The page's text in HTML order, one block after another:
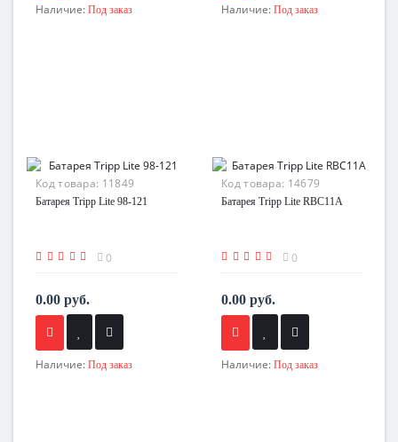
Наличие: Под заказ Наличие: Под заказ
Код товара: 11849
Батарея Tripp Lite 98-121
0
0.00 руб.
Наличие: Под заказ
Код товара: 14679
Батарея Tripp Lite RBC11A
0
0.00 руб.
Наличие: Под заказ